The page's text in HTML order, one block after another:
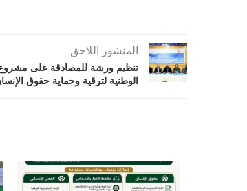
المنشور اللاحق
تنظيم ورشة للمصادقة على مشروع
الوطنية لترقية وحماية حقوق